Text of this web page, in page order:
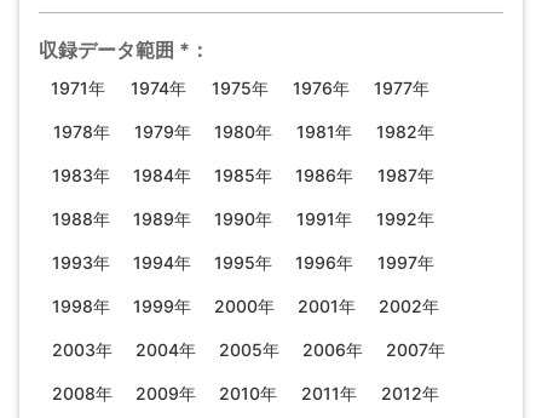
収録データ範囲 * ：
1971年 1974年 1975年 1976年 1977年
1978年 1979年 1980年 1981年 1982年
1983年 1984年 1985年 1986年 1987年
1988年 1989年 1990年 1991年 1992年
1993年 1994年 1995年 1996年 1997年
1998年 1999年 2000年 2001年 2002年
2003年 2004年 2005年 2006年 2007年
2008年 2009年 2010年 2011年 2012年